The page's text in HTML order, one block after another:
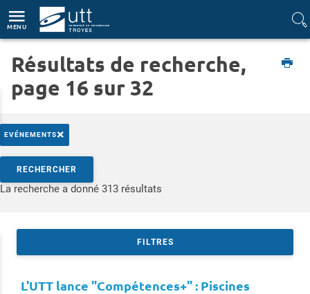
MENU
Etudiant
Résultats de recherche,
page 16 sur 32
EVÉNEMENTS×
Rechercher par mots-clés
RECHERCHER
La recherche a donné 313 résultats
FILTRES
L'UTT lance "Compétences+" : Piscines